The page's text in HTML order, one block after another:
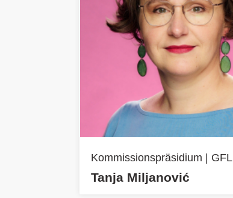
Kommissionspräsidium | GFL
Tanja Miljanović